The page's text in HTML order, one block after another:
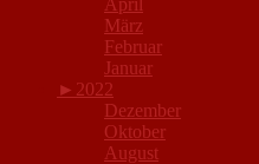
April
März
Februar
Januar
► 2022
Dezember
Oktober
August